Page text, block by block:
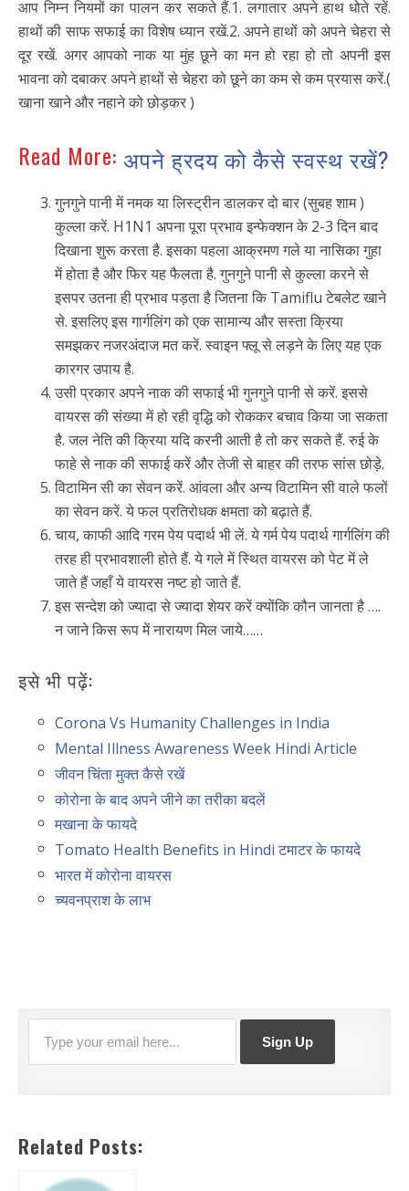
आप निम्न नियमों का पालन कर सकते हैं.1. लगातार अपने हाथ धोते रहें.
हाथों की साफ सफाई का विशेष ध्यान रखें.2. अपने हाथों को अपने चेहरा से
दूर रखें. अगर आपको नाक या मुंह छूने का मन हो रहा हो तो अपनी इस
भावना को दबाकर अपने हाथों से चेहरा को छूने का कम से कम प्रयास करें.(
खाना खाने और नहाने को छोड़कर )
Read More: अपने ह्रदय को कैसे स्वस्थ रखें?
गुनगुने पानी में नमक या लिस्ट्रीन डालकर दो बार (सुबह शाम )
कुल्ला करें. H1N1 अपना पूरा प्रभाव इन्फेक्शन के 2-3 दिन बाद
दिखाना शुरू करता है. इसका पहला आक्रमण गले या नासिका गुहा
में होता है और फिर यह फैलता है. गुनगुने पानी से कुल्ला करने से
इसपर उतना ही प्रभाव पड़ता है जितना कि Tamiflu टेबलेट खाने
से. इसलिए इस गार्गलिंग को एक सामान्य और सस्ता क्रिया
समझकर नजरअंदाज मत करें. स्वाइन फ्लू से लड़ने के लिए यह एक
कारगर उपाय है.
उसी प्रकार अपने नाक की सफाई भी गुनगुने पानी से करें. इससे
वायरस की संख्या में हो रही वृद्धि को रोककर बचाव किया जा सकता
है. जल नेति की क्रिया यदि करनी आती है तो कर सकते हैं. रुई के
फाहे से नाक की सफाई करें और तेजी से बाहर की तरफ सांस छोड़े.
विटामिन सी का सेवन करें. आंवला और अन्य विटामिन सी वाले फलों
का सेवन करें. ये फल प्रतिरोधक क्षमता को बढ़ाते हैं.
चाय, काफी आदि गरम पेय पदार्थ भी लें. ये गर्म पेय पदार्थ गार्गलिंग की
तरह ही प्रभावशाली होते हैं. ये गले में स्थित वायरस को पेट में ले
जाते हैं जहाँ ये वायरस नष्ट हो जाते हैं.
इस सन्देश को ज्यादा से ज्यादा शेयर करें क्योंकि कौन जानता है ….
न जाने किस रूप में नारायण मिल जाये……
इसे भी पढ़ें:
Corona Vs Humanity Challenges in India
Mental Illness Awareness Week Hindi Article
जीवन चिंता मुक्त कैसे रखें
कोरोना के बाद अपने जीने का तरीका बदलें
मखाना के फायदे
Tomato Health Benefits in Hindi टमाटर के फायदे
भारत में कोरोना वायरस
च्यवनप्राश के लाभ
Related Posts: